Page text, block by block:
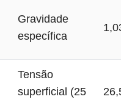
Gravidade
específica
Tensão
superficial (25